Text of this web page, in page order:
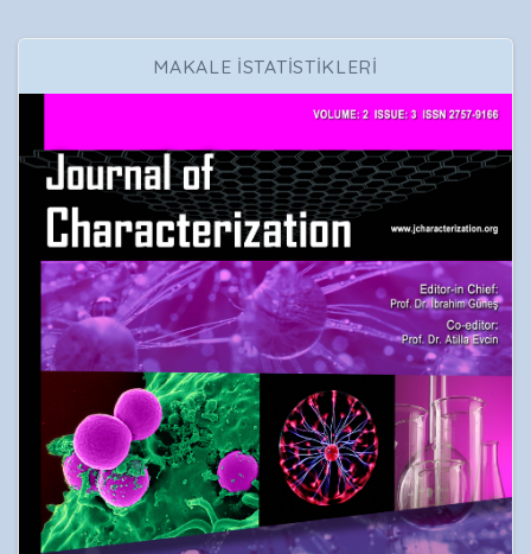
MAKALE İSTATİSTİKLERİ